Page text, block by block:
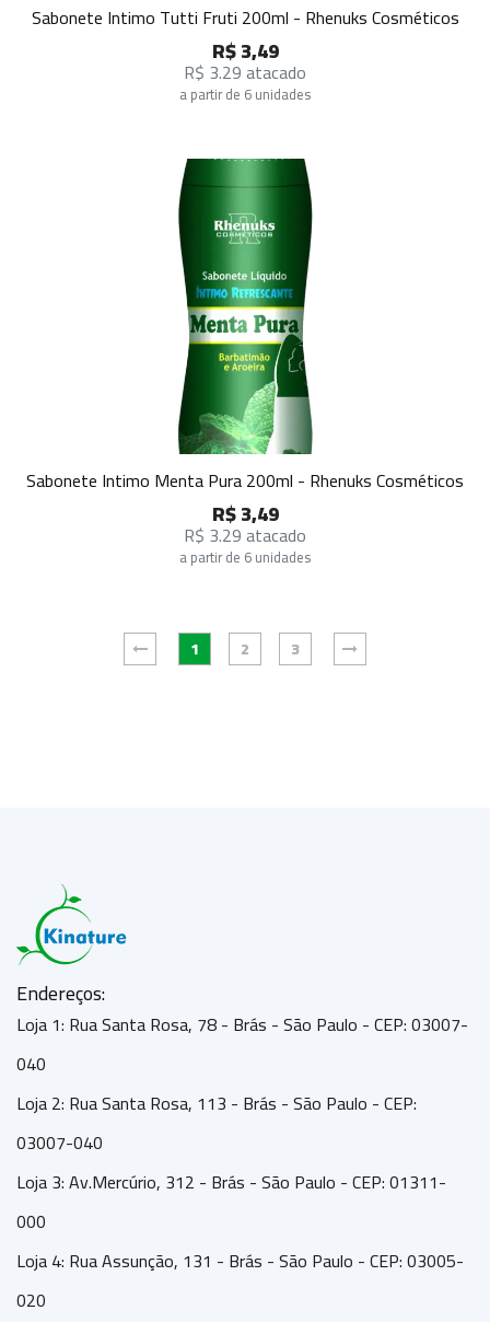
Sabonete Intimo Tutti Fruti 200ml - Rhenuks Cosméticos
R$ 3,49
R$ 3.29 atacado
a partir de 6 unidades
Sabonete Intimo Menta Pura 200ml - Rhenuks Cosméticos
R$ 3,49
R$ 3.29 atacado
a partir de 6 unidades
1 2 3
Endereços:
Loja 1: Rua Santa Rosa, 78 - Brás - São Paulo - CEP: 03007-
040
Loja 2: Rua Santa Rosa, 113 - Brás - São Paulo - CEP:
03007-040
Loja 3: Av.Mercúrio, 312 - Brás - São Paulo - CEP: 01311-
000
Loja 4: Rua Assunção, 131 - Brás - São Paulo - CEP: 03005-
020